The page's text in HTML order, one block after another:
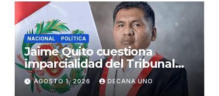
NACIONAL POLÍTICA
Jaime Quito cuestiona
imparcialidad del Tribunal
Constitucional tras liberación
de Ollanta Humala
AGOSTO 1, 2026 DECANA UNO